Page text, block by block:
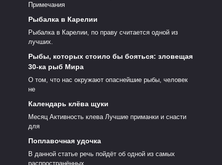
Примечания
Рыбалка в Карелии
Рыбалка в Карелии, по праву считается одной из
лучших.
Рыбы, которых стоило бы бояться: зловещая
30-ка рыб Мира
О том, что нас окружают опаснейшие рыбы, человек
не
Календарь клёва щуки
Месяц Активность клева Лучшие приманки и снасти
для
Поплавочная удочка
В данной статье речь пойдёт об одной из самых
распространённых